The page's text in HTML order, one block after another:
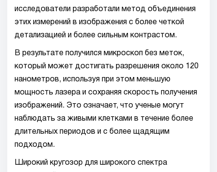
исследователи разработали метод объединения
этих измерений в изображения с более четкой
детализацией и более сильным контрастом.
В результате получился микроскоп без меток,
который может достигать разрешения около 120
нанометров, используя при этом меньшую
мощность лазера и сохраняя скорость получения
изображений. Это означает, что ученые могут
наблюдать за живыми клетками в течение более
длительных периодов и с более щадящим
подходом.
Широкий кругозор для широкого спектра